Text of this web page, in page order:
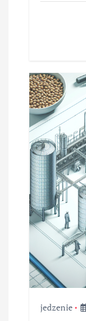
jedzenie